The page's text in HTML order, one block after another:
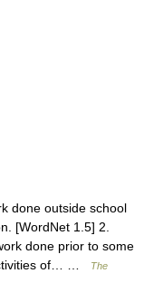
done outside school
[WordNet 1.5] 2.
done prior to some
of… …
The